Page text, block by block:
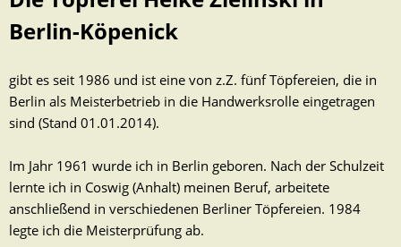
Berlin-Köpenick
gibt es seit 1986 und ist eine von z.Z. fünf Töpfereien, die in
Berlin als Meisterbetrieb in die Handwerksrolle eingetragen
sind (Stand 01.01.2014).
Im Jahr 1961 wurde ich in Berlin geboren. Nach der Schulzeit
lernte ich in Coswig (Anhalt) meinen Beruf, arbeitete
anschließend in verschiedenen Berliner Töpfereien. 1984
legte ich die Meisterprüfung ab.